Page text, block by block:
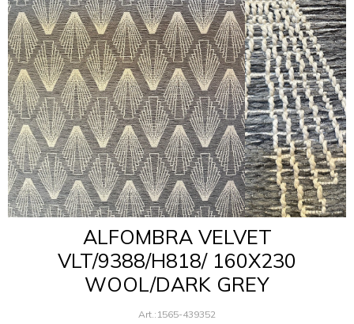
ALFOMBRA VELVET
VLT/9388/H818/ 160X230
WOOL/DARK GREY
1565-439352